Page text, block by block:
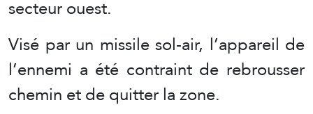
secteur ouest.
Visé par un missile sol-air, l’appareil de
l’ennemi a été contraint de rebrousser
chemin et de quitter la zone.